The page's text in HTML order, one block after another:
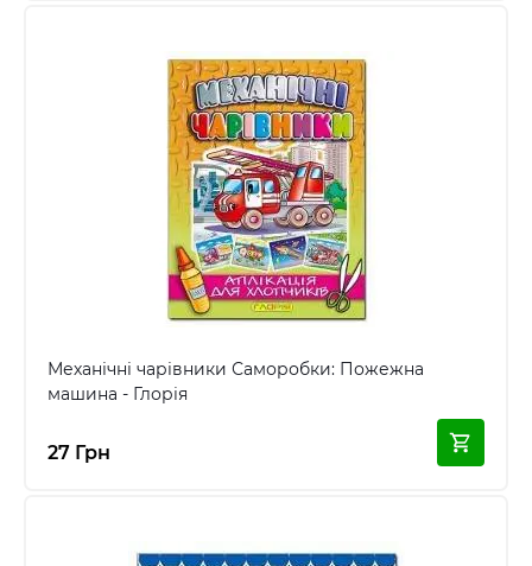
Механічні чарівники Саморобки: Пожежна
машина - Глорія
27 Грн